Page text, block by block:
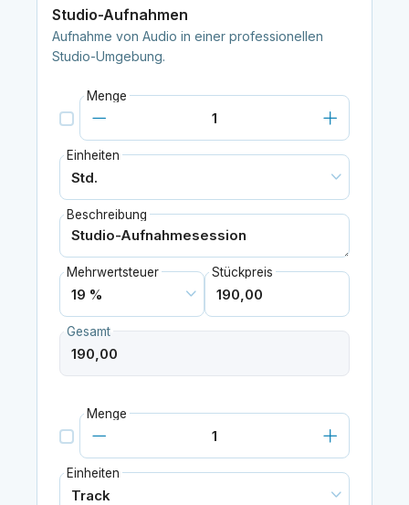
Studio-Aufnahmen
Aufnahme von Audio in einer professionellen
Studio-Umgebung.
Menge
Einheiten
Beschreibung
Mehrwertsteuer Stückpreis
Gesamt
Menge
Einheiten